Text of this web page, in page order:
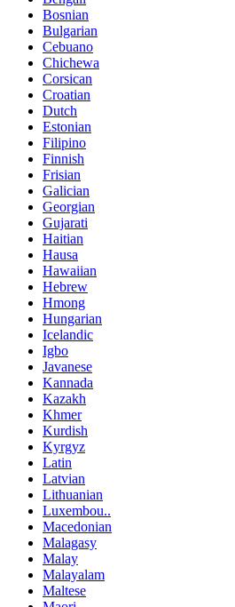
Bosnian
Bulgarian
Cebuano
Chichewa
Corsican
Croatian
Dutch
Estonian
Filipino
Finnish
Frisian
Galician
Georgian
Gujarati
Haitian
Hausa
Hawaiian
Hebrew
Hmong
Hungarian
Icelandic
Igbo
Javanese
Kannada
Kazakh
Khmer
Kurdish
Kyrgyz
Latin
Latvian
Lithuanian
Luxembou..
Macedonian
Malagasy
Malay
Malayalam
Maltese